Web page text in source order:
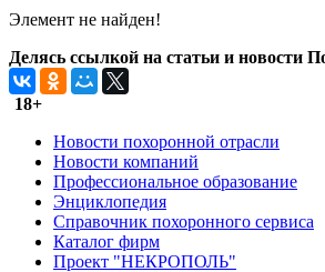
Элемент не найден!
Делясь ссылкой на статьи и новости
18+
Новости похоронной отрасли
Новости компаний
Профессиональное образование
Энциклопедия
Справочник похоронного сервиса
Каталог фирм
Проект "НЕКРОПОЛЬ"